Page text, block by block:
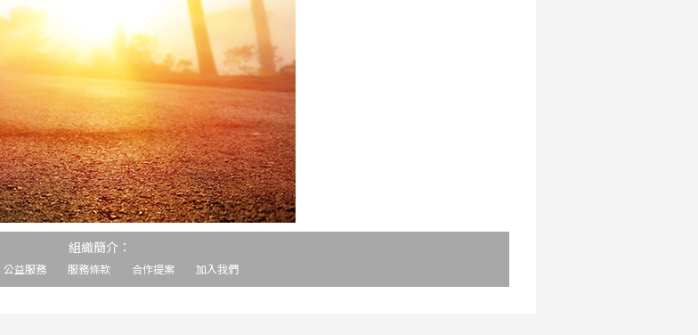
組織簡介：
公益服務 服務條款 合作提案 加入我們